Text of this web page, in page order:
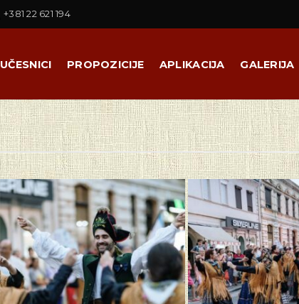
+381 22 621 194
UČESNICI PROPOZICIJE APLIKACIJA GALERIJA